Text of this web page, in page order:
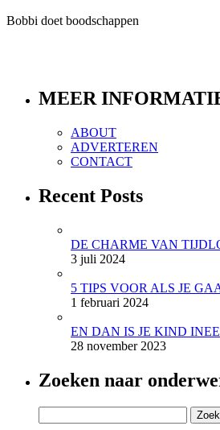
Bobbi doet boodschappen
MEER
ABOUT
ADVERTEREN
CONTACT
Recent Posts
DE CHARME VAN
3 juli 2024
5 TIPS VOOR ALS JE
1 februari 2024
EN DAN IS JE KIND
28 november 2023
Zoeken naar